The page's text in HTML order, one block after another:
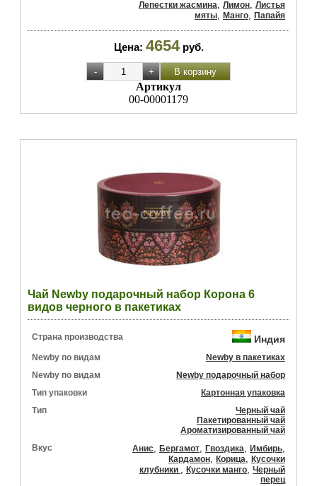
Лепестки жасмина, Лимон, Листья
мяты, Манго, Папайя
Цена: 4654 руб.
Артикул
00-00001179
Чай Newby подарочный набор Корона 6
видов черного в пакетиках
Страна производства Индия
Newby по видам
Newby в пакетиках
Newby по видам
Newby подарочный набор
Тип упаковки
Картонная упаковка
Тип
Черный чай
Пакетированный чай
Ароматизированный чай
Вкус
Анис, Бергамот, Гвоздика, Имбирь,
Кардамон, Корица, Кусочки
клубники , Кусочки манго, Черный
перец